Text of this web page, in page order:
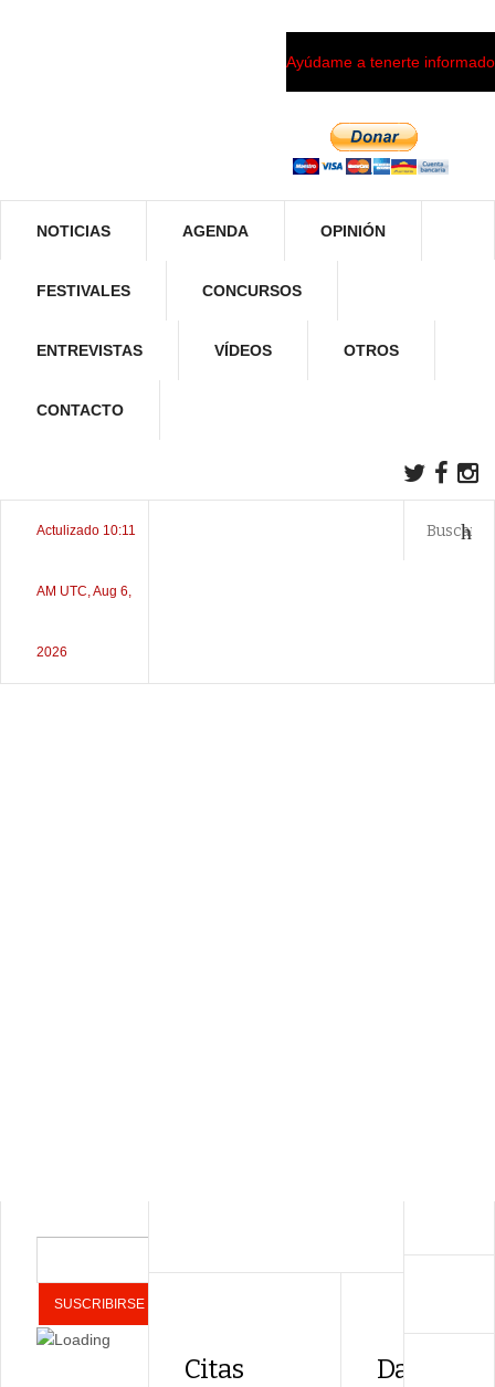
Ayúdame a tenerte informado
NOTICIAS AGENDA OPINIÓN
FESTIVALES CONCURSOS
ENTREVISTAS VÍDEOS OTROS
CONTACTO
Actulizado 10:11
AM UTC, Aug 6,
2026
Citas
Daniel